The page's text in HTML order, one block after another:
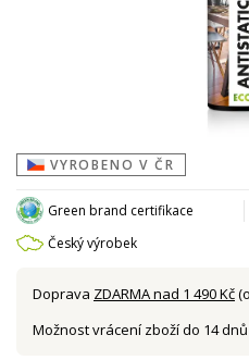
VYROBENO V ČR
Green brand certifikace
Český výrobek
Doprava ZDARMA nad 1 490 Kč
Možnost vrácení zboží do 14 dnů